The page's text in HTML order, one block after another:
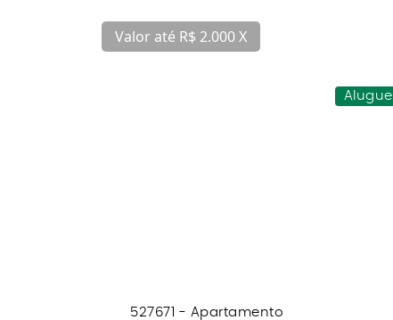
Valor até R$ 2.000 X
Aluguel
527671 - Apartamento